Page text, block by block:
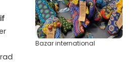
Bazar international